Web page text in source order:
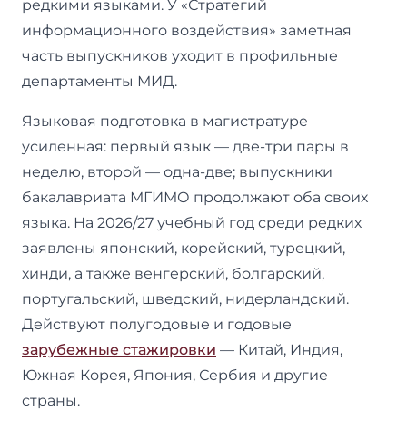
редкими языками. У «Стратегий
информационного воздействия» заметная
часть выпускников уходит в профильные
департаменты МИД.
Языковая подготовка в магистратуре
усиленная: первый язык — две-три пары в
неделю, второй — одна-две; выпускники
бакалавриата МГИМО продолжают оба своих
языка. На 2026/27 учебный год среди редких
заявлены японский, корейский, турецкий,
хинди, а также венгерский, болгарский,
португальский, шведский, нидерландский.
Действуют полугодовые и годовые
зарубежные стажировки — Китай, Индия,
Южная Корея, Япония, Сербия и другие
страны.